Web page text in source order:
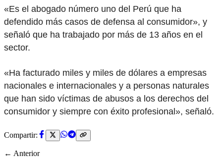
«Es el abogado número uno del Perú que ha
defendido más casos de defensa al consumidor», y
señaló que ha trabajado por más de 13 años en el
sector.
«Ha facturado miles y miles de dólares a empresas
nacionales e internacionales y a personas naturales
que han sido víctimas de abusos a los derechos del
consumidor y siempre con éxito profesional», señaló.
Compartir:
← Anterior